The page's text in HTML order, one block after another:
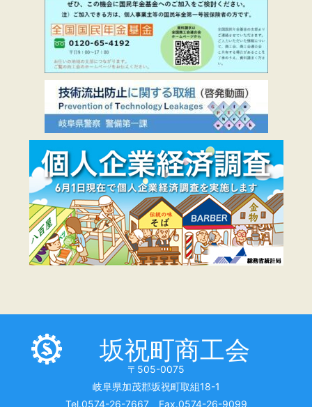
坂祝町商工会
〒505-0075
岐阜県加茂郡坂祝町取組18-1
Tel.0574-26-7667 Fax.0574-26-9099